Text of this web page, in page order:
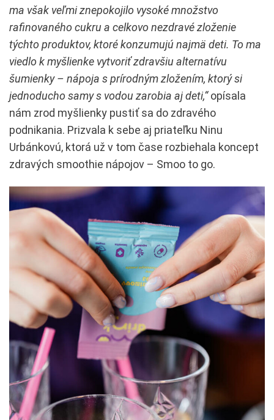
ma však veľmi znepokojilo vysoké množstvo
rafinovaného cukru a celkovo nezdravé zloženie
týchto produktov, ktoré konzumujú najmä deti. To ma
viedlo k myšlienke vytvoriť zdravšiu alternatívu
šumienky – nápoja s prírodným zložením, ktorý si
jednoducho samy s vodou zarobia aj deti,“opísala
nám zrod myšlienky pustiť sa do zdravého
podnikania. Prizvala k sebe aj priateľku Ninu
Urbánkovú, ktorá už v tom čase rozbiehala koncept
zdravých smoothie nápojov – Smoo to go.